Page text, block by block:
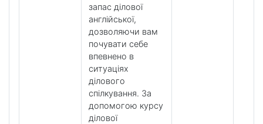
запас ділової
англійської,
дозволяючи вам
почувати себе
впевнено в
ситуаціях
ділового
спілкування. За
допомогою курсу
ділової